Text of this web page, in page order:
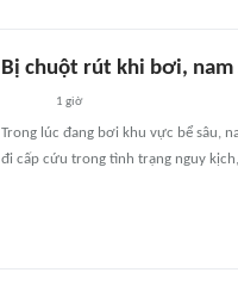
Bị chuột rút khi bơi,
1 giờ
Trong lúc đang bơi khu vực bể sâu,
đi cấp cứu trong tình trạng nguy